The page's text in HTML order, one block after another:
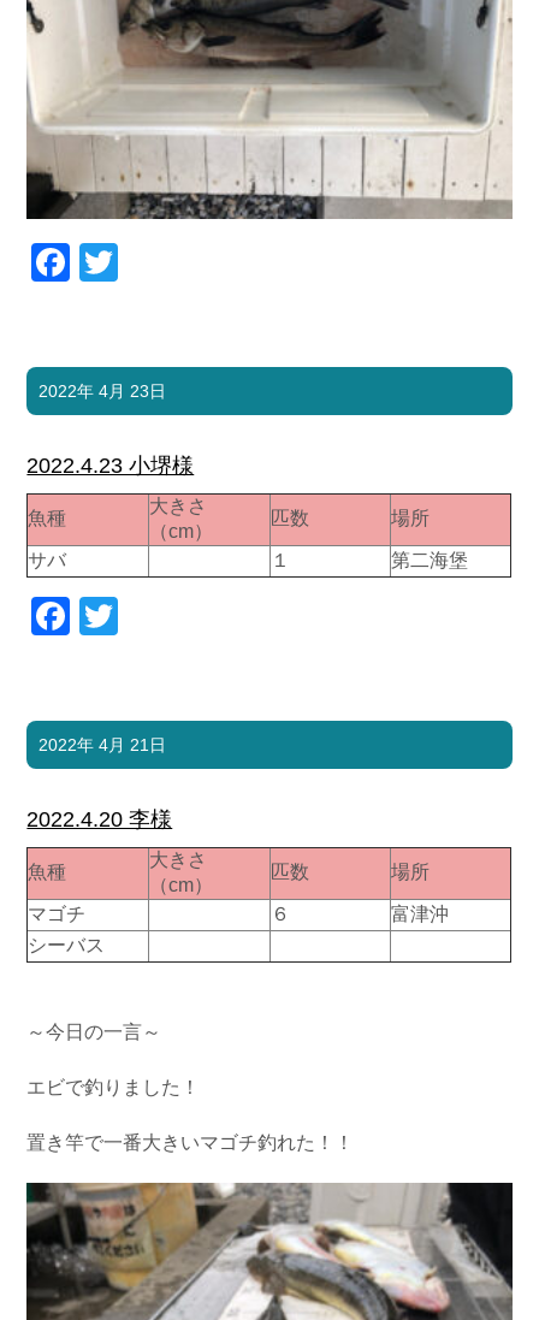
Facebook
2022年 4月 23日
2022.4.23 小堺様
魚種
大きさ
（cm）
匹数 場所
サバ １ 第二海堡
Facebook
2022年 4月 21日
2022.4.20 李様
魚種
大きさ
（cm）
匹数 場所
マゴチ ６
富津沖
シーバス
～今日の一言～
エビで釣りました！
置き竿で一番大きいマゴチ釣れた！！